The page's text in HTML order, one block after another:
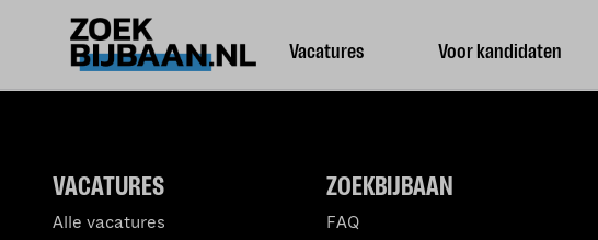
Vacatures Voor kandidaten
ZOEKBIJBAAN
FAQ
VACATURES
Alle vacatures